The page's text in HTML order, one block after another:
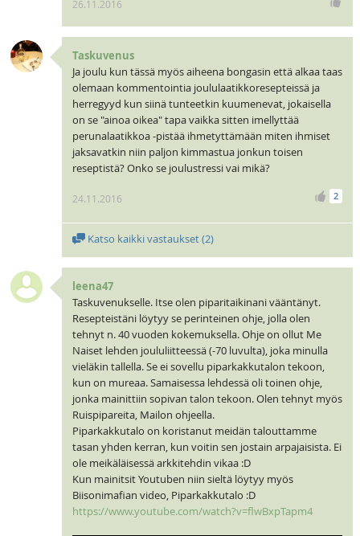
26.11.2016
Taskuvenus
Ja joulu kun tässä myös aiheena bongasin että alkaa taas
olemaan kommentointia joululaatikkoresepteissä ja
herregyyd kun siinä tunteetkin kuumenevat, jokaisella
on se "ainoa oikea" tapa vaikka sitten imellyttää
perunalaatikkoa -pistää ihmetyttämään miten ihmiset
jaksavatkin niin paljon kimmastua jonkun toisen
reseptistä? Onko se joulustressi vai mikä?
2
24.11.2016
Katso kaikki vastaukset (2)
leena47
Taskuvenukselle. Itse olen piparitaikinani vääntänyt.
Resepteistäni löytyy se perinteinen ohje, jolla olen
tehnyt n. 40 vuoden kokemuksella. Ohje on ollut Me
Naiset lehden joululiitteessä (-70 luvulta), joka minulla
vieläkin tallella. Se ei sovellu piparkakkutalon tekoon,
kun on mureaa. Samaisessa lehdessä oli toinen ohje,
jonka mainittiin sopivan talon tekoon. Olen tehnyt myös
Ruispipareita, Mailon ohjeella.
Piparkakkutalo on koristanut meidän talouttamme
tasan yhden kerran, kun voitin sen jostain arpajaisista. Ei
ole meikäläisessä arkkitehdin vikaa :D
Kun mainitsit Youtuben niin sieltä löytyy myös
Biisonimafian video, Piparkakkutalo :D
https://www.youtube.com/watch?v=flwBxpTapm4